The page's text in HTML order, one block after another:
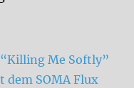
Me Softly”
dem SOMA Flux